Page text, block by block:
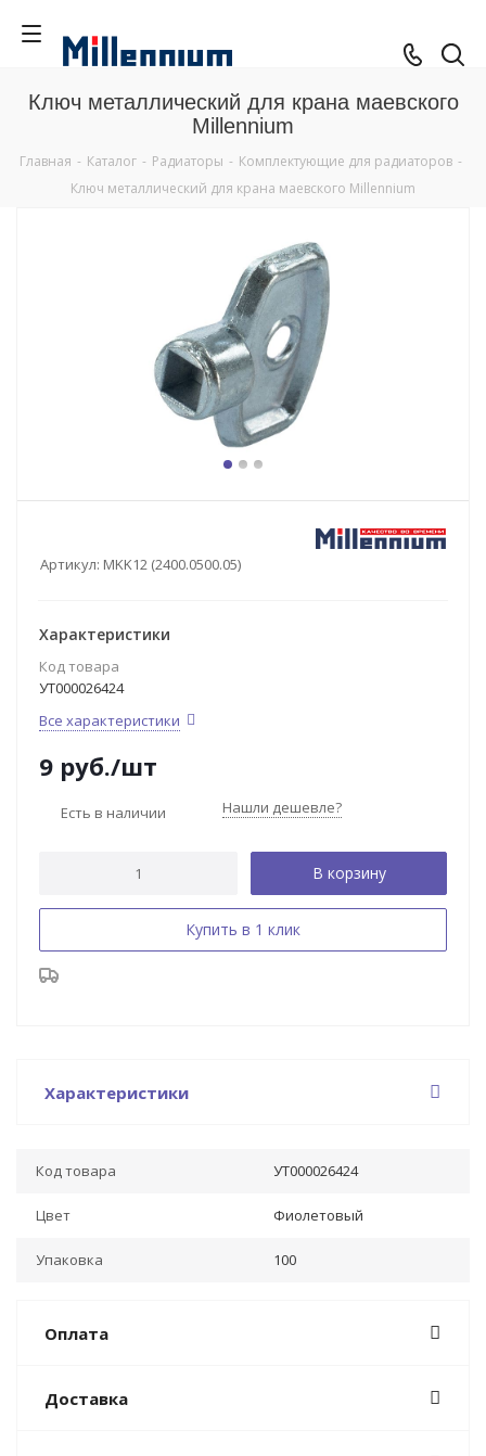
Ключ металлический для крана маевского
Millennium
Главная - Каталог - Радиаторы - Комплектующие для радиаторов -
Ключ металлический для крана маевского Millennium
Артикул: MKK12 (2400.0500.05)
Характеристики
Код товара
УТ000026424
Все характеристики
9 руб./шт
Есть в наличии Нашли дешевле?
В корзину
Купить в 1 клик
Характеристики
Код товара УТ000026424
Цвет Фиолетовый
Упаковка 100
Оплата
Доставка